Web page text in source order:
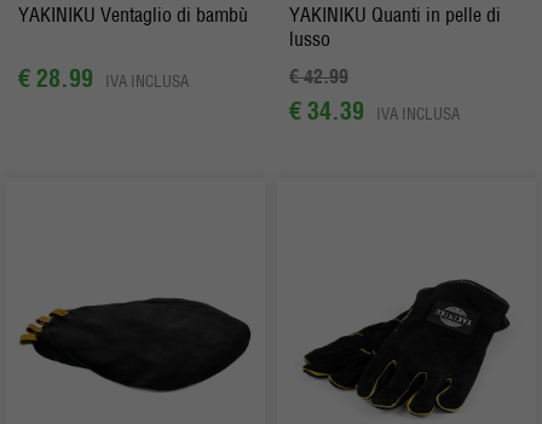
YAKINIKU Ventaglio di bambù
€ 28.99 IVA INCLUSA
YAKINIKU Quanti in pelle di
lusso
€ 42.99
€ 34.39 IVA INCLUSA